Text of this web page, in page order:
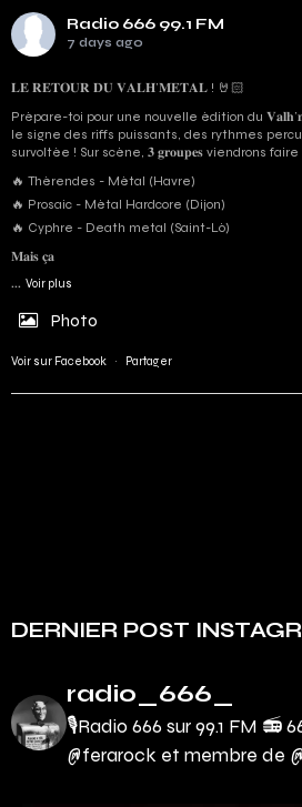
Radio 666 99.1 FM
7 days ago
𝐋𝐄 𝐑𝐄𝐓𝐎𝐔𝐑 𝐃𝐔 𝐕𝐀𝐋𝐇’𝐌𝐄𝐓𝐀𝐋 ! 🤘🏻
Prépare-toi pour une nouvelle édition du
le signe des riffs puissants, des rythmes
survoltée ! Sur scène, 𝟑 𝐠𝐫𝐨𝐮𝐩𝐞𝐬 viendrons
🔥 Thérendes - Métal (Havre)
🔥 Prosaic - Métal Hardcore (Dijon)
🔥 Cyphre - Death metal (Saint-Lô)
𝐌𝐚𝐢𝐬 𝐜̧𝐚
... Voir plus
Photo
Voir sur Facebook · Partager
DERNIER POST
radio_666_
🎙Radio 666 sur 99.1 FM 📻
@ferarock et membre de